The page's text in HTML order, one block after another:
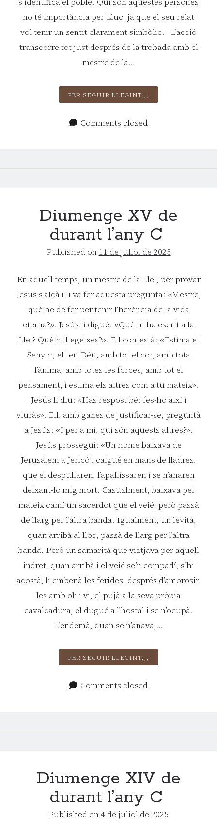
no té importància per Lluc, ja que el seu relat
vol tenir un sentit clarament simbòlic. L’acció
transcorre tot just després de la trobada amb el
mestre de la…
PER SEGUIR LLEGINT,,,
XVI
Comments closed
Diumenge XV de
durant l’any C
Published on 11 de juliol de 2025
En aquell temps, un mestre de la Llei, per provar
Jesús s’alçà i li va fer aquesta pregunta: «Mestre,
què he de fer per tenir l’herència de la vida
eterna?». Jesús li digué: «Què hi ha escrit a la
Llei? Què hi llegeixes?». Ell contestà: «Estima el
Senyor, el teu Déu, amb tot el cor, amb tota
l’ànima, amb totes les forces, amb tot el
pensament, i estima els altres com a tu mateix».
Jesús li diu: «Has respost bé: fes-ho així i
viuràs». Ell, amb ganes de justificar-se, preguntà
a Jesús: «I per a mi, qui són aquests altres?».
Jesús prosseguí: «Un home baixava de
Jerusalem a Jericó i caigué en mans de lladres,
que el despullaren, l’apallissaren i se n’anaren
deixant-lo mig mort. Casualment, baixava pel
mateix camí un sacerdot que el veié, però passà
de llarg per l’altra banda. Igualment, un levita,
quan arribà al lloc, passà de llarg per l’altra
banda. Però un samarità que viatjava per aquell
indret, quan arribà i el veié se’n compadí, s’hi
acostà, li embenà les ferides, després d’amorosir-
les amb oli i vi, el pujà a la seva pròpia
cavalcadura, el dugué a l’hostal i se n’ocupà.
L’endemà, quan se n’anava,…
PER SEGUIR LLEGINT,,,
XV
Comments closed
Diumenge XIV de
durant l’any C
Published on4 de juliol de 2025